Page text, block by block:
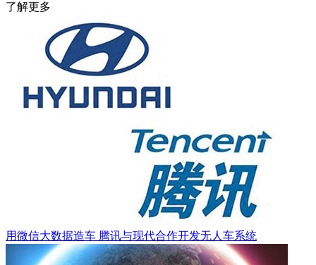
了解更多
用微信大数据造车 腾讯与现代合作开发无人车系统